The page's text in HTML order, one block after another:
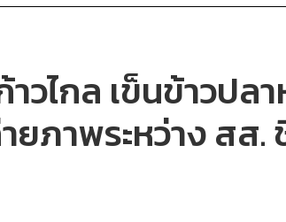
วไกล เข็นข้าวปล
ภาพระหว่าง สส